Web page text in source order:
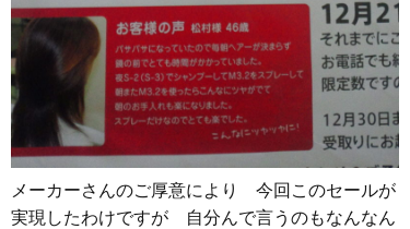
メーカーさんのご厚意により 今回このセールが
実現したわけですが 自分んで言うのもなんなん